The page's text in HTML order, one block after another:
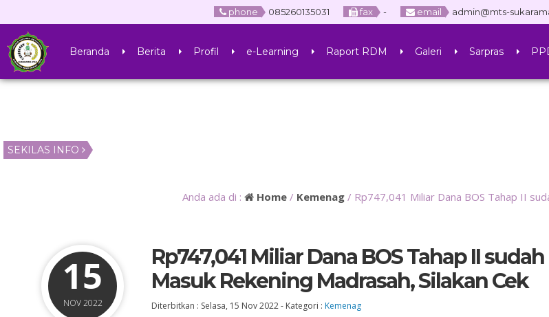
phone 085260135031 fax - email admin@mts-
Beranda Berita Profil e-Learning Raport RDM Galeri Sarpras
SEKILAS INFO 5 tahun
Anda ada di : Home/ Kemenag/ Rp747,041 Miliar Dana BOS Tahap II
15
NOV 2022
Rp747,041 Miliar Dana BOS Tahap II sudah
Masuk Rekening Madrasah, Silakan Cek
Diterbitkan : Selasa, 15 Nov 2022- Kategori : Kemenag